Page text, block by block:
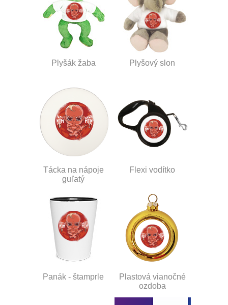
Plyšák žaba Plyšový slon
Tácka na nápoje
guľatý
Flexi vodítko
Panák - štamprle
Plastová vianočné
ozdoba